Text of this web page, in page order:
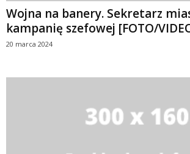
Wojna na banery. Sekretarz
kampanię szefowej [FOTO/
20 marca 2024